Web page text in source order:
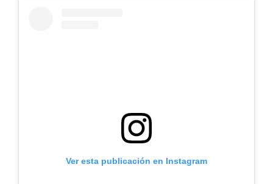
Ver esta publicación en Instagram